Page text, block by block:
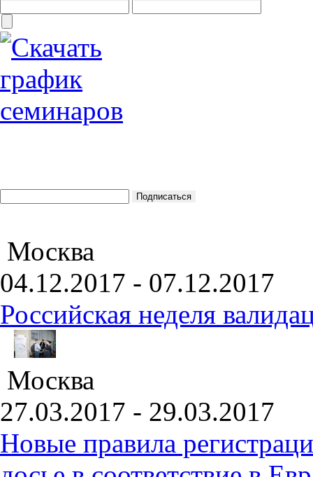
Москва
04.12.2017 - 07.12.2017
Российская неделя
Москва
27.03.2017 - 29.03.2017
Новые правила